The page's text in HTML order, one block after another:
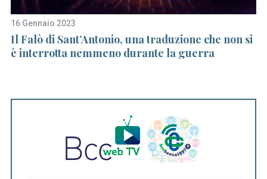
16 Gennaio 2023
Il Falò di Sant’Antonio, una traduzione che non si
è interrotta nemmeno durante la guerra